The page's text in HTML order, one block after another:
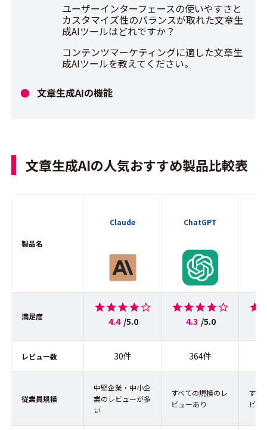
ユーザーインターフェースの使いやすさと
カスタマイズ性のバランスが取れた文章生
成AIツールはどれですか？
コンテンツマーケティングに適した文章生
成AIツールを教えてください。
文章生成AIの機能
文章生成AIの人気おすすめ製品比較表
製品名
Claude ChatGPT
満足度 4.4 /5.0 4.3 /5.0
レビュー数 30件 364件
従業員規模
中堅企業・中小企
業のレビューが多
い
すべての規模のレ
ビューあり
すべ
ビュ